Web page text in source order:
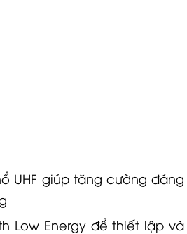
UHF giúp tăng cường đáng
Low Energy để thiết lập và